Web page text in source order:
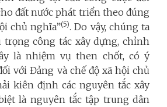
đất nước phát triển theo đúng
chủ nghĩa”(5). Do vậy, chúng ta
trọng công tác xây dựng, chỉnh
là nhiệm vụ then chốt, có ý
với Đảng và chế độ xã hội chủ
kiên định các nguyên tắc xây
là nguyên tắc tập trung dân